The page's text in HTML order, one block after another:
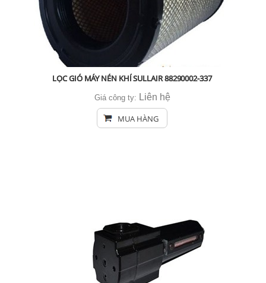
LỌC GIÓ MÁY NÉN KHÍ SULLAIR 88290002-337
Giá công ty: Liên hệ
MUA HÀNG